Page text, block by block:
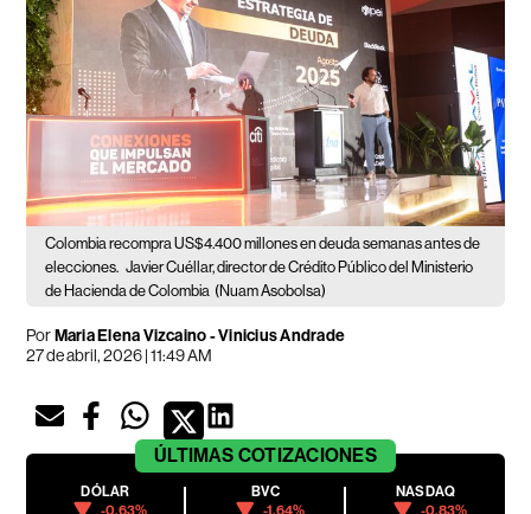
Colombia recompra US$4.400 millones en deuda semanas antes de
elecciones. Javier Cuéllar, director de Crédito Público del Ministerio
de Hacienda de Colombia (Nuam Asobolsa)
PorMaria Elena Vizcaino - Vinicius Andrade
27 de abril, 2026 | 11:49 AM
ÚLTIMAS COTIZACIONES
DÓLAR
-0.63%
BVC
-1.64%
NASDAQ
-0.83%